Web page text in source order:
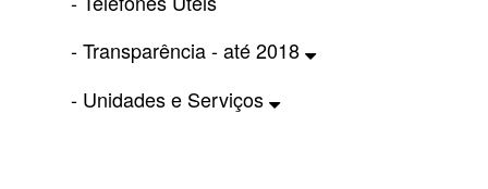
- Transparência - até 2018
- Unidades e Serviços